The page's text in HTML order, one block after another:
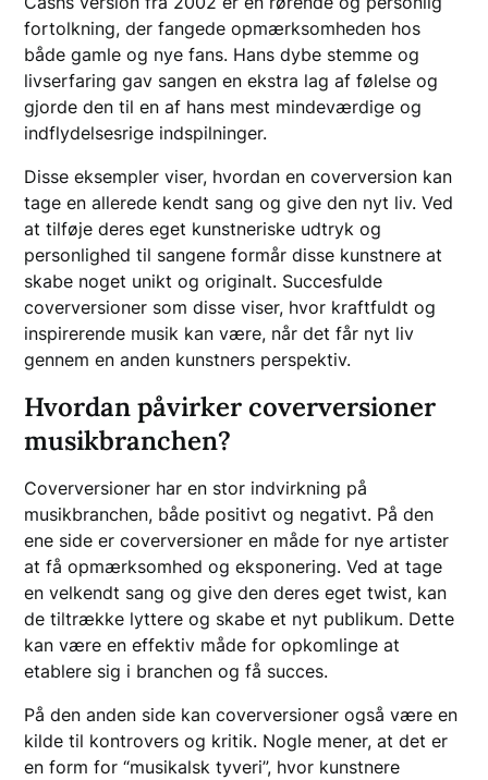
fortolkning, der fangede opmærksomheden hos
både gamle og nye fans. Hans dybe stemme og
livserfaring gav sangen en ekstra lag af følelse og
gjorde den til en af hans mest mindeværdige og
indflydelsesrige indspilninger.
Disse eksempler viser, hvordan en coverversion kan
tage en allerede kendt sang og give den nyt liv. Ved
at tilføje deres eget kunstneriske udtryk og
personlighed til sangene formår disse kunstnere at
skabe noget unikt og originalt. Succesfulde
coverversioner som disse viser, hvor kraftfuldt og
inspirerende musik kan være, når det får nyt liv
gennem en anden kunstners perspektiv.
Hvordan påvirker coverversioner
musikbranchen?
Coverversioner har en stor indvirkning på
musikbranchen, både positivt og negativt. På den
ene side er coverversioner en måde for nye artister
at få opmærksomhed og eksponering. Ved at tage
en velkendt sang og give den deres eget twist, kan
de tiltrække lyttere og skabe et nyt publikum. Dette
kan være en effektiv måde for opkomlinge at
etablere sig i branchen og få succes.
På den anden side kan coverversioner også være en
kilde til kontrovers og kritik. Nogle mener, at det er
en form for “musikalsk tyveri”, hvor kunstnere